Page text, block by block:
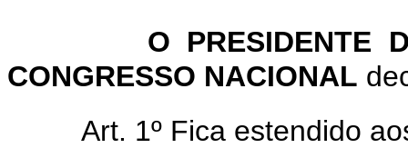
O PRESIDENTE
CONGRESSO NACIONAL
Art. 1º Fica estendido